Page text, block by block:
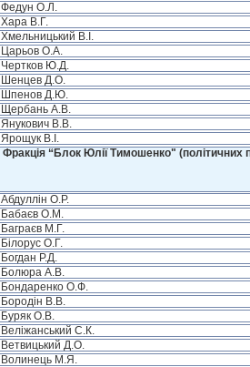
Федун О.Л.
Хара В.Г.
Хмельницький В.І.
Царьов О.А.
Чертков Ю.Д.
Шенцев Д.О.
Шпенов Д.Ю.
Щербань А.В.
Янукович В.В.
Ярощук В.І.
Фракція “Блок Юлії Тимошенко" (політичних
Абдуллін О.Р.
Бабаєв О.М.
Баграєв М.Г.
Білорус О.Г.
Богдан Р.Д.
Болюра А.В.
Бондаренко О.Ф.
Бородін В.В.
Буряк О.В.
Веліжанський С.К.
Ветвицький Д.О.
Волинець М.Я.